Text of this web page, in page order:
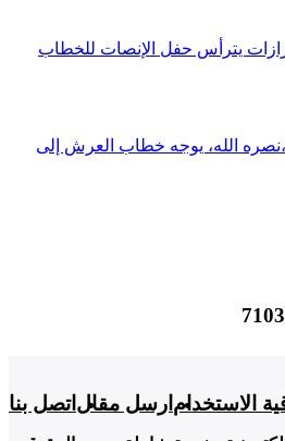
يترأس حفل الإنصات للخطاب
الله، يوجه خطاب العرش إلى
الاستخدام ارسل مقال اتصل بنا